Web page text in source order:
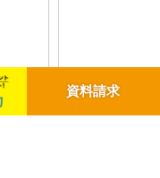
資料請求